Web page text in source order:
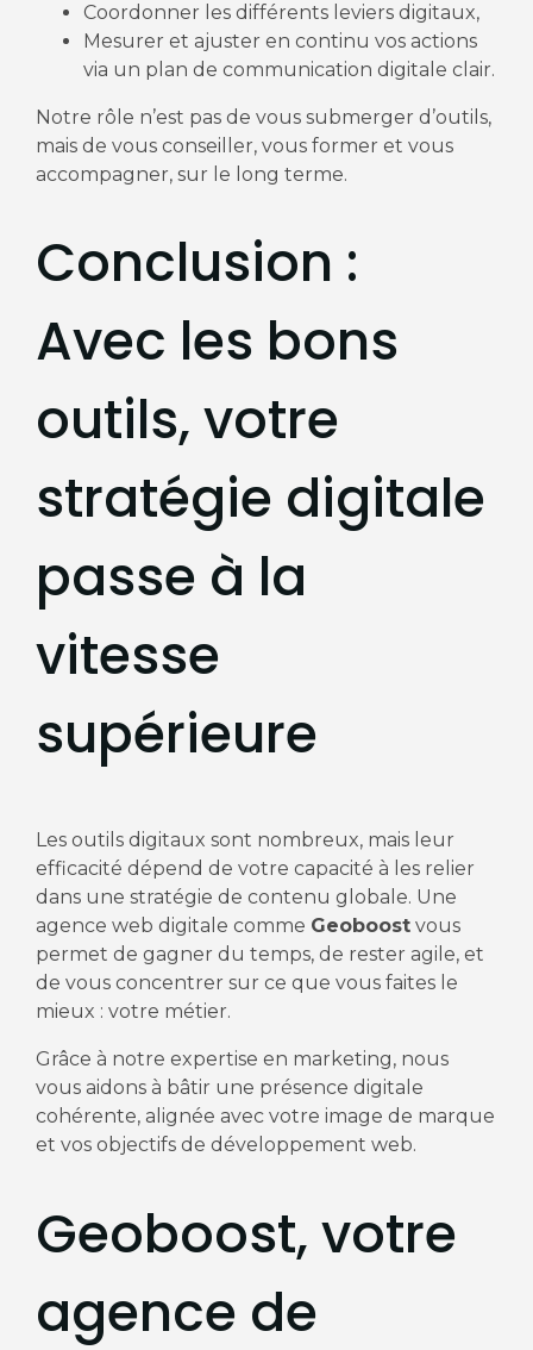
Coordonner les différents leviers digitaux,
Mesurer et ajuster en continu vos actions
via un plan de communication digitale clair.
Notre rôle n’est pas de vous submerger d’outils,
mais de vous conseiller, vous former et vous
accompagner, sur le long terme.
Conclusion :
Avec les bons
outils, votre
stratégie digitale
passe à la
vitesse
supérieure
Les outils digitaux sont nombreux, mais leur
efficacité dépend de votre capacité à les relier
dans une stratégie de contenu globale. Une
agence web digitale comme Geoboostvous
permet de gagner du temps, de rester agile, et
de vous concentrer sur ce que vous faites le
mieux : votre métier.
Grâce à notre expertise en marketing, nous
vous aidons à bâtir une présence digitale
cohérente, alignée avec votre image de marque
et vos objectifs de développement web.
Geoboost, votre
agence de